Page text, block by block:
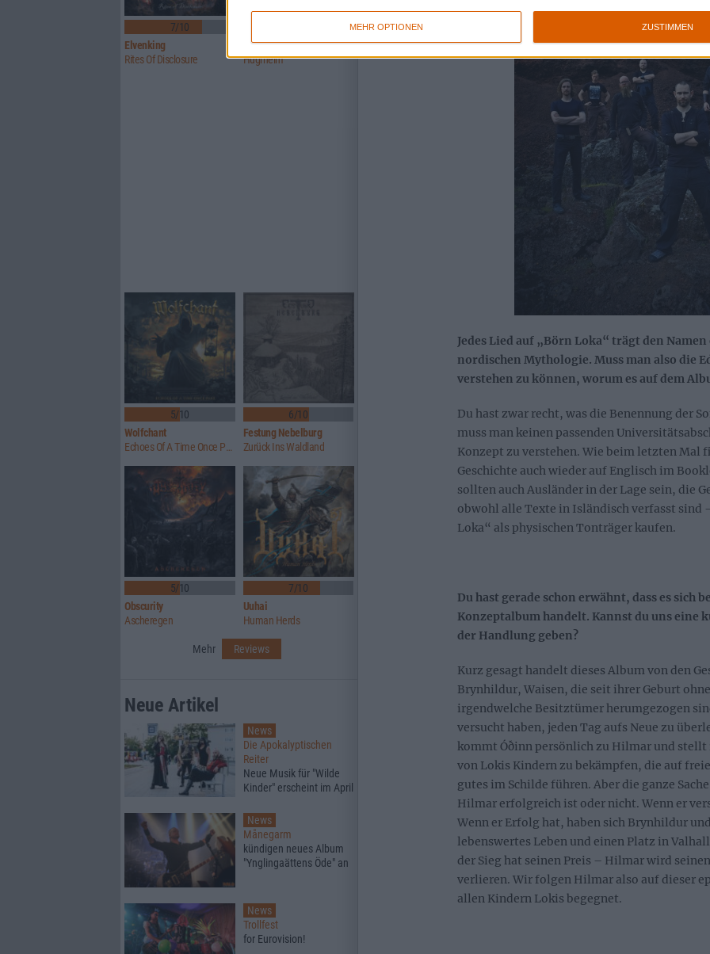
MEHR OPTIONEN ZUSTIMMEN
Jedes Lied auf „Börn Loka“ trägt den
nordischen Mythologie. Muss man also die
verstehen zu können, worum es auf dem
Du hast zwar recht, was die Benennung der
muss man keinen passenden
Konzept zu verstehen. Wie beim letzten Mal
Geschichte auch wieder auf Englisch im
sollten auch Ausländer in der Lage sein, die
obwohl alle Texte in Isländisch verfasst sind
Loka“ als physischen Tonträger kaufen.
Du hast gerade schon erwähnt, dass es sich
Konzeptalbum handelt. Kannst du uns eine
der Handlung geben?
Kurz gesagt handelt dieses Album von den
Brynhildur, Waisen, die seit ihrer Geburt
irgendwelche Besitztümer herumgezogen
versucht haben, jeden Tag aufs Neue zu
kommt Óðinn persönlich zu Hilmar und
von Lokis Kindern zu bekämpfen, die auf
gutes im Schilde führen. Aber die ganze
Hilmar erfolgreich ist oder nicht. Wenn er
Wenn er Erfolg hat, haben sich Brynhildur
lebenswertes Leben und einen Platz in
der Sieg hat seinen Preis – Hilmar wird
verlieren. Wir folgen Hilmar also auf dieser
allen Kindern Lokis begegnet.
7/10
Elvenking
Rites Of Disclosure
Eihwar
Hugrheim
5/10
Wolfchant
Echoes Of A Time Once Past
6/10
Festung Nebelburg
Zurück Ins Waldland
5/10
Obscurity
Ascheregen
7/10
Uuhai
Human Herds
Mehr Reviews
Neue Artikel
News
Die Apokalyptischen
Reiter
Neue Musik für "Wilde
Kinder" erscheint im April
News
Månegarm
kündigen neues Album
"Ynglingaättens Öde" an
News
Trollfest
for Eurovision!